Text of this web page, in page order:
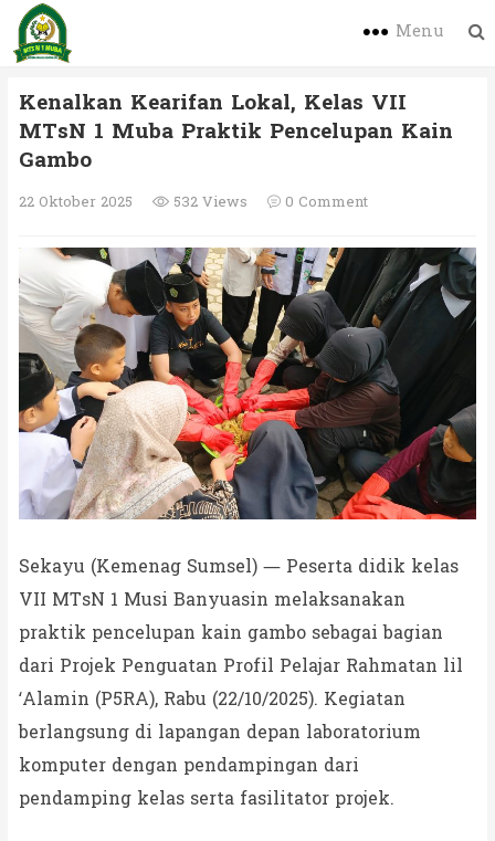
Menu
Kenalkan Kearifan Lokal, Kelas VII
MTsN 1 Muba Praktik Pencelupan Kain
Gambo
22 Oktober 2025 532 Views 0 Comment
Sekayu (Kemenag Sumsel) — Peserta didik kelas
VII MTsN 1 Musi Banyuasin melaksanakan
praktik pencelupan kain gambo sebagai bagian
dari Projek Penguatan Profil Pelajar Rahmatan lil
‘Alamin (P5RA), Rabu (22/10/2025). Kegiatan
berlangsung di lapangan depan laboratorium
komputer dengan pendampingan dari
pendamping kelas serta fasilitator projek.